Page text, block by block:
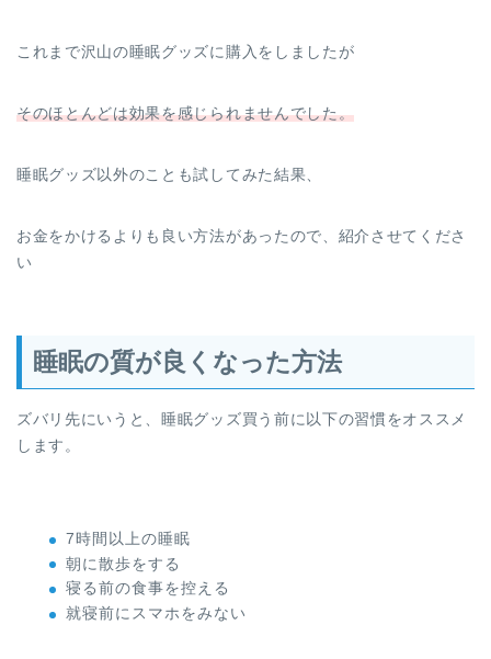
これまで沢山の睡眠グッズに購入をしましたが
そのほとんどは効果を感じられませんでした。
睡眠グッズ以外のことも試してみた結果、
お金をかけるよりも良い方法があったので、紹介させてくださ
い
睡眠の質が良くなった方法
ズバリ先にいうと、睡眠グッズ買う前に以下の習慣をオススメ
します。
7時間以上の睡眠
朝に散歩をする
寝る前の食事を控える
就寝前にスマホをみない